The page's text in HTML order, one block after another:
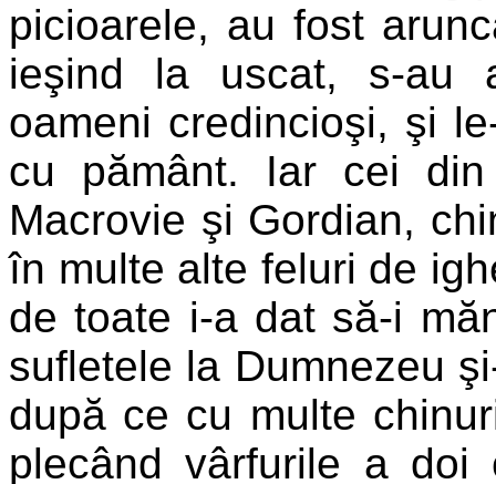
picioarele, au fost
ieşind la uscat, s-au
oameni credincioşi, şi
cu pământ. Iar cei
Macrovie şi Gordian,
în multe alte feluri de
de toate i-a dat să-i
sufletele la Dumnezeu
după ce cu multe
plecând vârfurile a doi